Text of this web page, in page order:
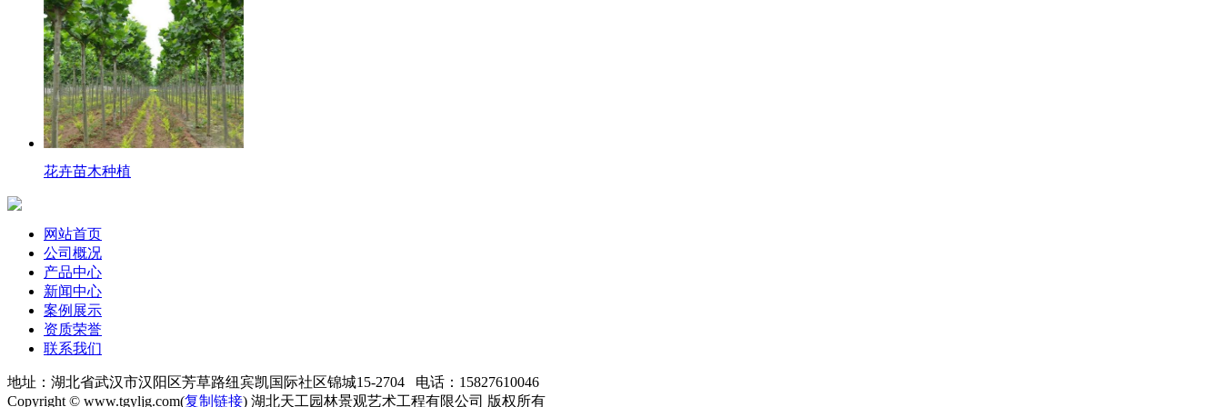
花卉苗木种植
网站首页
公司概况
产品中心
新闻中心
案例展示
资质荣誉
联系我们
地址：湖北省武汉市汉阳区芳草路纽宾凯国际社区锦城15-2704 电话：15827610046
Copyright © www.tgyljg.com(复制链接) 湖北天工园林景观艺术工程有限公司 版权所有